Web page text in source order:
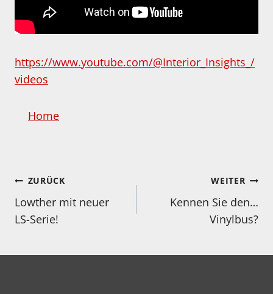
https://www.youtube.com/@Interior_Insights_/
videos
Home
Beitragsnavigation
ZURÜCK
Lowther mit neuer
LS-Serie!
WEITER
Kennen Sie den…
Vinylbus?